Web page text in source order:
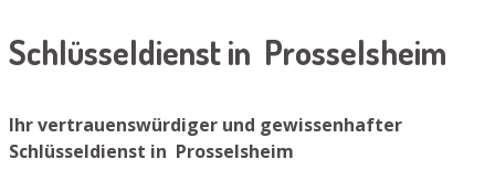
Schlüsseldienst in Prosselsheim
Ihr vertrauenswürdiger und gewissenhafter
Schlüsseldienst in Prosselsheim